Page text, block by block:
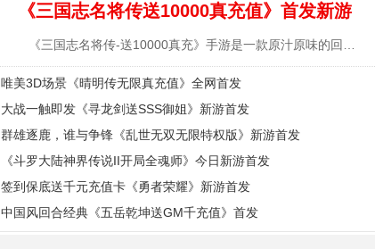
《三国志名将传送10000真充值》首发新游
唯美3D场景《晴明传无限真充值》全网首发
大战一触即发《寻龙剑送SSS御姐》新游首发
群雄逐鹿，谁与争锋《乱世无双无限特权版》新游首发
《斗罗大陆神界传说II开局全魂师》今日新游首发
签到保底送千元充值卡《勇者荣耀》新游首发
中国风回合经典《五岳乾坤送GM千充值》首发